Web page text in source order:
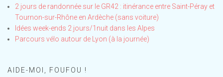
2 jours de randonnée sur le GR42 : itinérance entre Saint-Péray et
Tournon-sur-Rhône en Ardèche (sans voiture)
Idées week-ends 2 jours/1nuit dans les Alpes
Parcours vélo autour de Lyon (à la journée)
AIDE-MOI, FOUFOU !